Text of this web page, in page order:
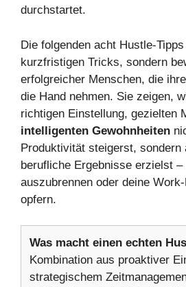
durchstartet.
Die folgenden acht Hustle-
kurzfristigen Tricks, sondern
erfolgreicher Menschen, die
die Hand nehmen. Sie zeigen,
richtigen Einstellung, gezielten
intelligenten Gewohnheiten
Produktivität steigerst, sondern
berufliche Ergebnisse erzielst –
auszubrennen oder deine
opfern.
Was macht einen echten
Kombination aus proaktiver
strategischem